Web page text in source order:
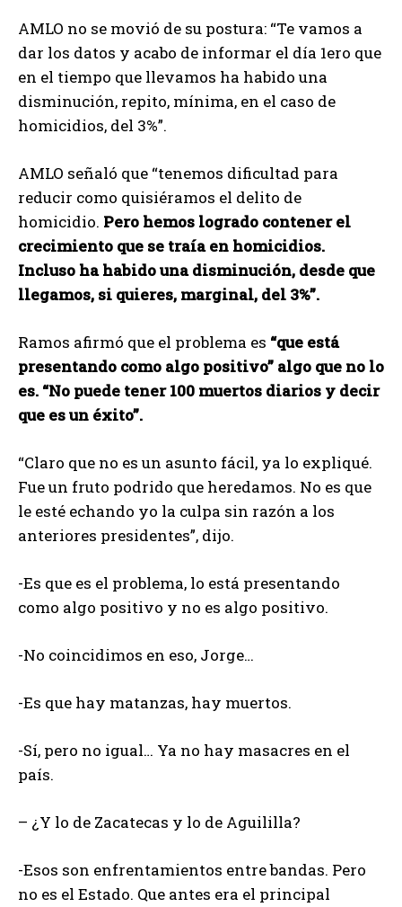
AMLO no se movió de su postura: “Te vamos a
dar los datos y acabo de informar el día 1ero que
en el tiempo que llevamos ha habido una
disminución, repito, mínima, en el caso de
homicidios, del 3%”.
AMLO señaló que “tenemos dificultad para
reducir como quisiéramos el delito de
homicidio. Pero hemos logrado contener el
crecimiento que se traía en homicidios.
Incluso ha habido una disminución, desde que
llegamos, si quieres, marginal, del 3%”.
Ramos afirmó que el problema es “que está
presentando como algo positivo” algo que no lo
es. “No puede tener 100 muertos diarios y decir
que es un éxito”.
“Claro que no es un asunto fácil, ya lo expliqué.
Fue un fruto podrido que heredamos. No es que
le esté echando yo la culpa sin razón a los
anteriores presidentes”, dijo.
-Es que es el problema, lo está presentando
como algo positivo y no es algo positivo.
-No coincidimos en eso, Jorge…
-Es que hay matanzas, hay muertos.
-Sí, pero no igual… Ya no hay masacres en el
país.
– ¿Y lo de Zacatecas y lo de Aguililla?
-Esos son enfrentamientos entre bandas. Pero
no es el Estado. Que antes era el principal